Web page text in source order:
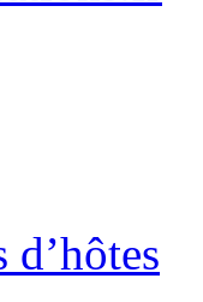
d’hôtes